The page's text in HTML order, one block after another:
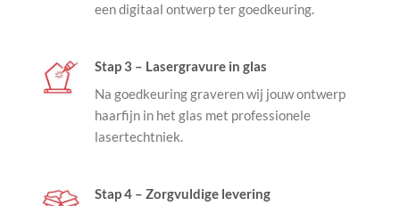
een digitaal ontwerp ter goedkeuring.
Stap 3 – Lasergravure in glas
Na goedkeuring graveren wij jouw ontwerp
haarfijn in het glas met professionele
lasertechtniek.
Stap 4 – Zorgvuldige levering